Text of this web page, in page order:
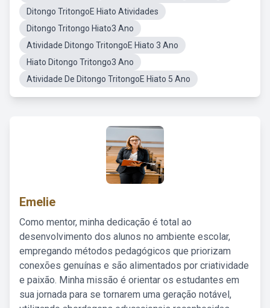
Ditongo TritongoE Hiato Atividades
Ditongo Tritongo Hiato3 Ano
Atividade Ditongo TritongoE Hiato 3 Ano
Hiato Ditongo Tritongo3 Ano
Atividade De Ditongo TritongoE Hiato 5 Ano
Emelie
Como mentor, minha dedicação é total ao
desenvolvimento dos alunos no ambiente escolar,
empregando métodos pedagógicos que priorizam
conexões genuínas e são alimentados por criatividade
e paixão. Minha missão é orientar os estudantes em
sua jornada para se tornarem uma geração notável,